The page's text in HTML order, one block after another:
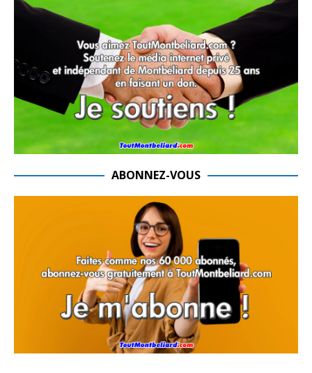
ABONNEZ-VOUS